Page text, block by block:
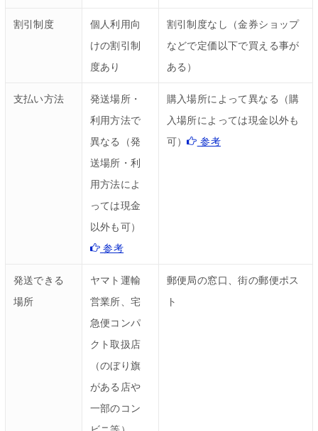
割引制度
個人利用向
けの割引制
度あり
割引制度なし（金券ショップ
などで定価以下で買える事が
ある）
支払い方法
発送場所・
利用方法で
異なる（発
送場所・利
用方法によ
っては現金
以外も可）
参考
購入場所によって異なる（購
入場所によっては現金以外も
可）
参考
発送できる
場所
ヤマト運輸
営業所、宅
急便コンパ
クト取扱店
（のぼり旗
がある店や
一部のコン
郵便局の窓口、街の郵便ポス
ト